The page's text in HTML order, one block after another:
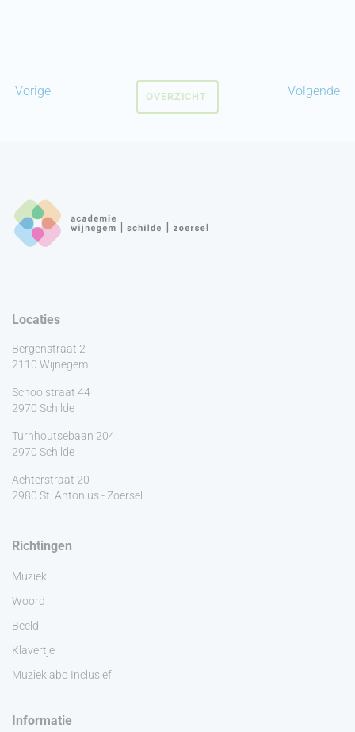
Vorige Volgende
OVERZICHT
Locaties
Bergenstraat 2
2110 Wijnegem
Schoolstraat 44
2970 Schilde
Turnhoutsebaan 204
2970 Schilde
Achterstraat 20
2980 St. Antonius - Zoersel
Richtingen
Muziek
Woord
Beeld
Klavertje
Muzieklabo Inclusief
Informatie